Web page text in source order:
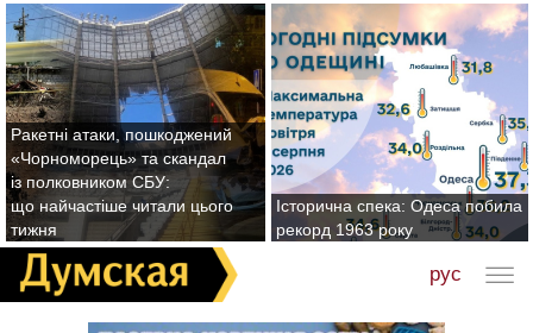
Ракетні атаки, пошкоджений
«Чорноморець» та скандал
із полковником СБУ:
що найчастіше читали цього
тижня
Історична спека: Одеса побила
рекорд 1963 року
рус